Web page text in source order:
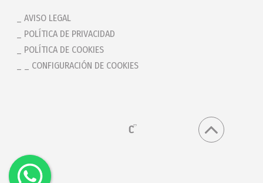
AVISO LEGAL
POLÍTICA DE PRIVACIDAD
POLÍTICA DE COOKIES
_ CONFIGURACIÓN DE COOKIES